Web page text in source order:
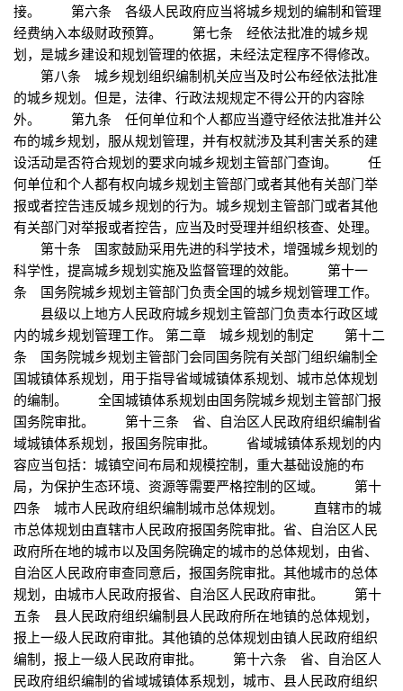
接。 第六条 各级人民政府应当将城乡规划的编制和管理
经费纳入本级财政预算。 第七条 经依法批准的城乡规
划，是城乡建设和规划管理的依据，未经法定程序不得修改。
第八条 城乡规划组织编制机关应当及时公布经依法批准
的城乡规划。但是，法律、行政法规规定不得公开的内容除
外。 第九条 任何单位和个人都应当遵守经依法批准并公
布的城乡规划，服从规划管理，并有权就涉及其利害关系的建
设活动是否符合规划的要求向城乡规划主管部门查询。 任
何单位和个人都有权向城乡规划主管部门或者其他有关部门举
报或者控告违反城乡规划的行为。城乡规划主管部门或者其他
有关部门对举报或者控告，应当及时受理并组织核查、处理。
第十条 国家鼓励采用先进的科学技术，增强城乡规划的
科学性，提高城乡规划实施及监督管理的效能。 第十一
条 国务院城乡规划主管部门负责全国的城乡规划管理工作。
县级以上地方人民政府城乡规划主管部门负责本行政区域
内的城乡规划管理工作。 第二章 城乡规划的制定 第十二
条 国务院城乡规划主管部门会同国务院有关部门组织编制全
国城镇体系规划，用于指导省域城镇体系规划、城市总体规划
的编制。 全国城镇体系规划由国务院城乡规划主管部门报
国务院审批。 第十三条 省、自治区人民政府组织编制省
域城镇体系规划，报国务院审批。 省域城镇体系规划的内
容应当包括：城镇空间布局和规模控制，重大基础设施的布
局，为保护生态环境、资源等需要严格控制的区域。 第十
四条 城市人民政府组织编制城市总体规划。 直辖市的城
市总体规划由直辖市人民政府报国务院审批。省、自治区人民
政府所在地的城市以及国务院确定的城市的总体规划，由省、
自治区人民政府审查同意后，报国务院审批。其他城市的总体
规划，由城市人民政府报省、自治区人民政府审批。 第十
五条 县人民政府组织编制县人民政府所在地镇的总体规划，
报上一级人民政府审批。其他镇的总体规划由镇人民政府组织
编制，报上一级人民政府审批。 第十六条 省、自治区人
民政府组织编制的省域城镇体系规划，城市、县人民政府组织